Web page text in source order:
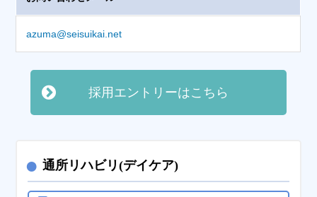
azuma@seisuikai.net
採用エントリーはこちら
● 通所リハビリ(デイケア)